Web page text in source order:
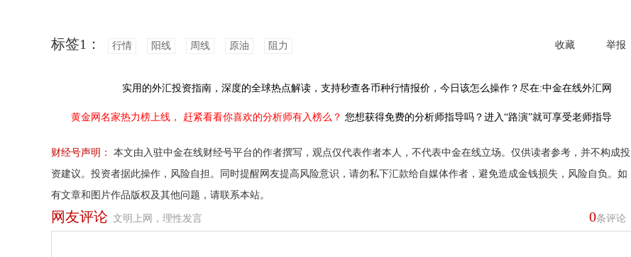
收藏 举报
标签1： 行情 阳线 周线 原油 阻力
实用的外汇投资指南， 深度的全球热点解读， 支持秒查各币种行情报价，今日该怎么操作？尽在:中金在线外汇网
黄金网名家热力榜上线， 赶紧看看你喜欢的分析师有入榜么？ 您想获得免费的分析师指导吗？进入“路演”就可享受老师指导
财经号声明：
本文由入驻中金在线财经号平台的作者撰写，观点仅代表作者本人，不代表中金在线立场。仅供读者参考，并不构成投
资建议。投资者据此操作，风险自担。同时提醒网友提高风险意识，请勿私下汇款给自媒体作者，避免造成金钱损失，风险自负。如
有文章和图片作品版权及其他问题，请联系本站。
0条评论
网友评论 文明上网，理性发言